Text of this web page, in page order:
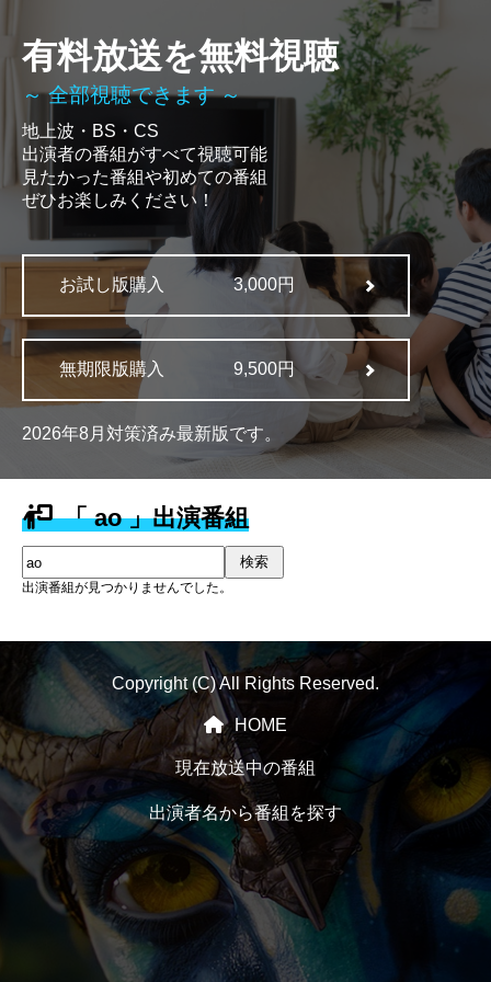
有料放送を無料視聴
～ 全部視聴できます ～
地上波・BS・CS
出演者の番組がすべて視聴可能
見たかった番組や初めての番組
ぜひお楽しみください！
お試し版購入 3,000円
無期限版購入 9,500円
2026年8月対策済み最新版です。
「 ao 」出演番組
検索
出演番組が見つかりませんでした。
Copyright (C) All Rights Reserved.
HOME
現在放送中の番組
出演者名から番組を探す